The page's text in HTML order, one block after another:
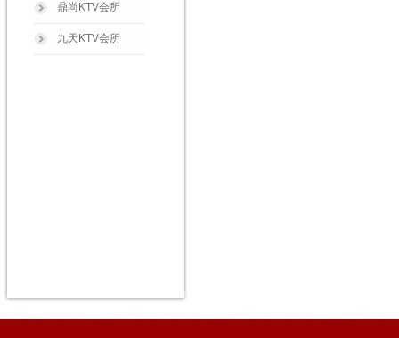
鼎尚KTV会所
九天KTV会所